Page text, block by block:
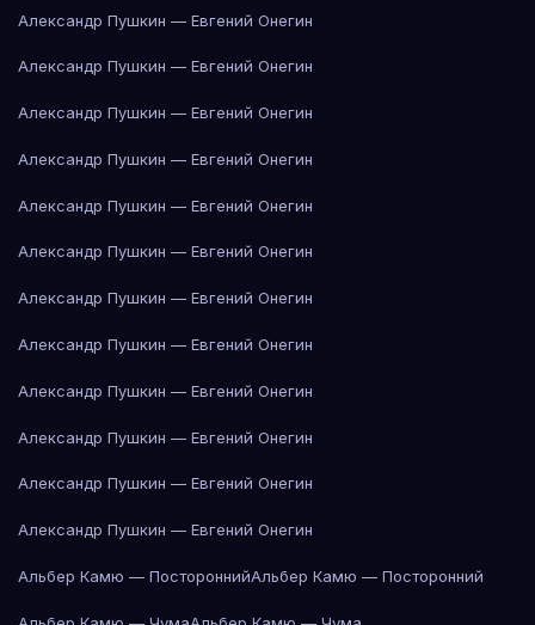
Александр Пушкин — Евгений Онегин
Александр Пушкин — Евгений Онегин
Александр Пушкин — Евгений Онегин
Александр Пушкин — Евгений Онегин
Александр Пушкин — Евгений Онегин
Александр Пушкин — Евгений Онегин
Александр Пушкин — Евгений Онегин
Александр Пушкин — Евгений Онегин
Александр Пушкин — Евгений Онегин
Александр Пушкин — Евгений Онегин
Александр Пушкин — Евгений Онегин
Александр Пушкин — Евгений Онегин
Альбер Камю — ПостороннийАльбер Камю — Посторонний